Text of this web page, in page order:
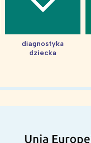
diagnostyka
dziecka